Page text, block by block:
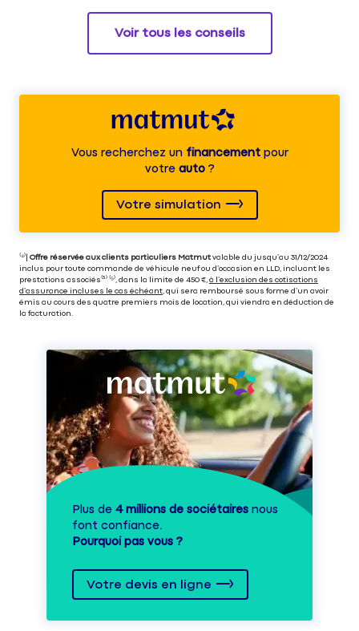
Voir tous les conseils
Vous recherchez unfinancementpour
votre auto?
Votre simulation
⁽⁴⁾| Offre réservée aux clients particuliers Matmut valable du jusqu’au 31/12/2024
inclus pour toute commande de véhicule neuf ou d’occasion en LLD, incluant les
prestations associés⁽³⁾ ⁽⁵⁾, dans la limite de 450 €, à l’exclusion des cotisations
d’assurance incluses le cas échéant , qui sera remboursé sous forme d’un avoir
émis au cours des quatre premiers mois de location, qui viendra en déduction de
la facturation.
Plus de 4 millions de sociétaires nous
font confiance.
Pourquoi pas vous ?
Votre devis en ligne